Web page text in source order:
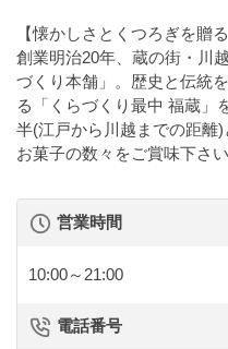
【懐かしさとくつろぎを贈
創業明治20年、蔵の街・川
づくり本舗」。歴史と伝統
る「くらづくり最中 福蔵」
半(江戸から川越までの距離
お菓子の数々をご賞味下さい
営業時間
10:00～21:00
電話番号